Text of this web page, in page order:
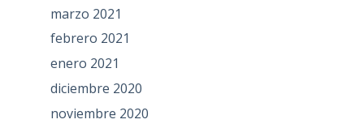
marzo 2021
febrero 2021
enero 2021
diciembre 2020
noviembre 2020